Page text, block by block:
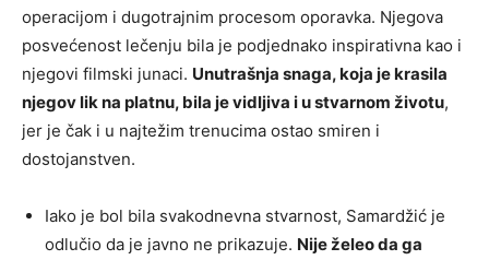
operacijom i dugotrajnim procesom oporavka. Njegova
posvećenost lečenju bila je podjednako inspirativna kao i
njegovi filmski junaci. Unutrašnja snaga, koja je krasila
njegov lik na platnu, bila je vidljiva i u stvarnom životu,
jer je čak i u najtežim trenucima ostao smiren i
dostojanstven.
Iako je bol bila svakodnevna stvarnost, Samardžić je
odlučio da je javno ne prikazuje. Nije želeo da ga